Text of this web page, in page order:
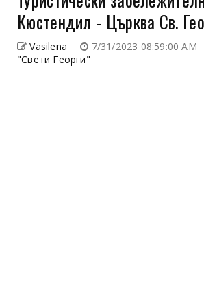
Кюстендил - Църква Св.
Vasilena 7/31/2023 08:59:00 AM
"Свети Георги"